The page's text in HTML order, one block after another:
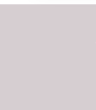
Udělením